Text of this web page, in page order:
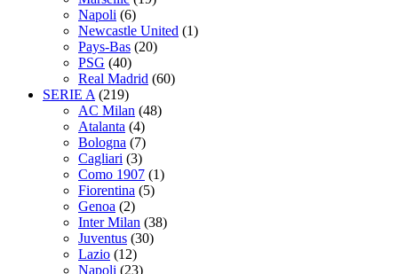
Napoli (6)
Newcastle United (1)
Pays-Bas (20)
PSG (40)
Real Madrid (60)
SERIE A (219)
AC Milan (48)
Atalanta (4)
Bologna (7)
Cagliari (3)
Como 1907 (1)
Fiorentina (5)
Genoa (2)
Inter Milan (38)
Juventus (30)
Lazio (12)
Napoli (23)